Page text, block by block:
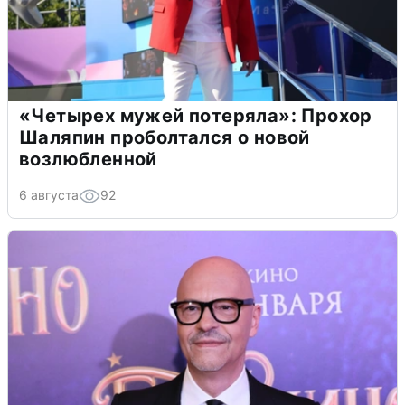
«Четырех мужей потеряла»: Прохор
Шаляпин проболтался о новой
возлюбленной
6 августа 92